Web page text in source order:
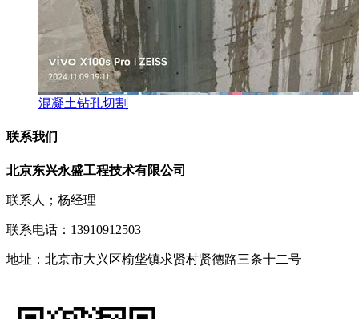
混凝土钻孔切割
联系我们
北京东兴永盛工程技术有限公司
联系人；杨经理
联系电话：13910912503
地址：北京市大兴区榆垡镇求贤村贤德路三条十二号